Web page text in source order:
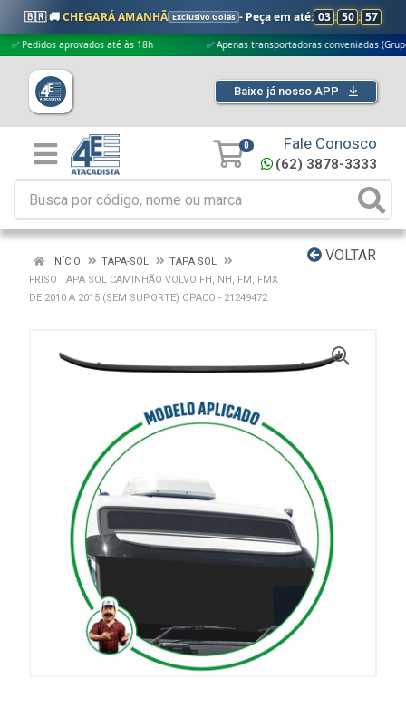
🇧🇷 🚚CHEGARÁ AMANHÃ Exclusivo Goiás - Peça em até: 03 : 50 : 56
aprovados até às 18h ✅ Apenas transportadoras conveniadas (Grupo G5)
Baixe já nosso APP
0 Fale Conosco
(62) 3878-3333
VOLTAR
INÍCIO TAPA-SÓL
TAPA SOL
FRISO TAPA SOL CAMINHÃO VOLVO FH, NH, FM, FMX
DE 2010 A 2015 (SEM SUPORTE) OPACO - 21249472